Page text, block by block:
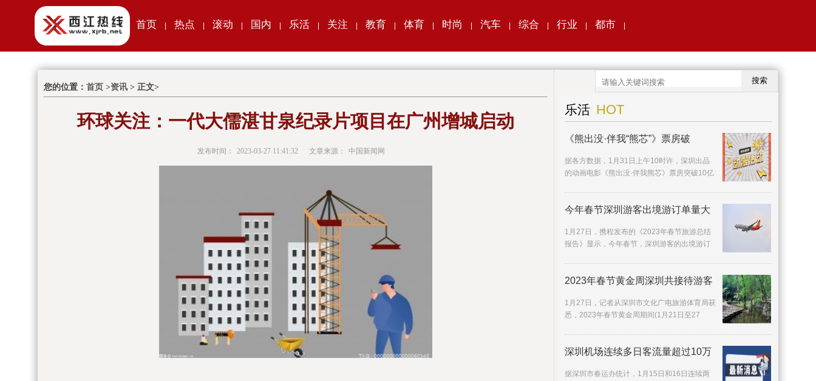
首页 热点 滚动 国内 乐活 关注 教育 体育 时尚 汽车 综合 行业 都市
您的位置： 首页 >资讯 > 正文>
环球关注：一代大儒湛甘泉纪录片项目在广州增城启动
发布时间： 2023-03-27 11:41:32 文章来源： 中国新闻网
搜索
乐活 HOT
《熊出没·伴我“熊芯”》票房破
据各方数据，1月31日上午10时许，深圳出品
的动画电影《熊出没·伴我熊芯》票房突破10亿
今年春节深圳游客出境游订单量大
1月27日，携程发布的《2023年春节旅游总结
报告》显示，今年春节，深圳游客的出境游订
2023年春节黄金周深圳共接待游客
1月27日，记者从深圳市文化广电旅游体育局获
悉，2023年春节黄金周期间(1月21日至27
深圳机场连续多日客流量超过10万
据深圳市春运办统计，1月15日和16日连续两